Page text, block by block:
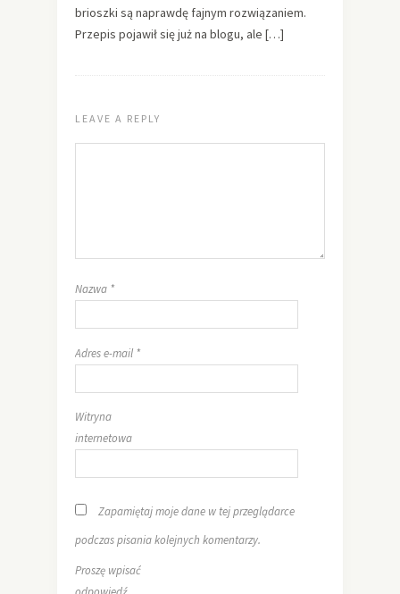
brioszki są naprawdę fajnym rozwiązaniem.
Przepis pojawił się już na blogu, ale […]
LEAVE A REPLY
Nazwa *
Adres e-mail *
Witryna
internetowa
Zapamiętaj moje dane w tej przeglądarce
podczas pisania kolejnych komentarzy.
Proszę wpisać